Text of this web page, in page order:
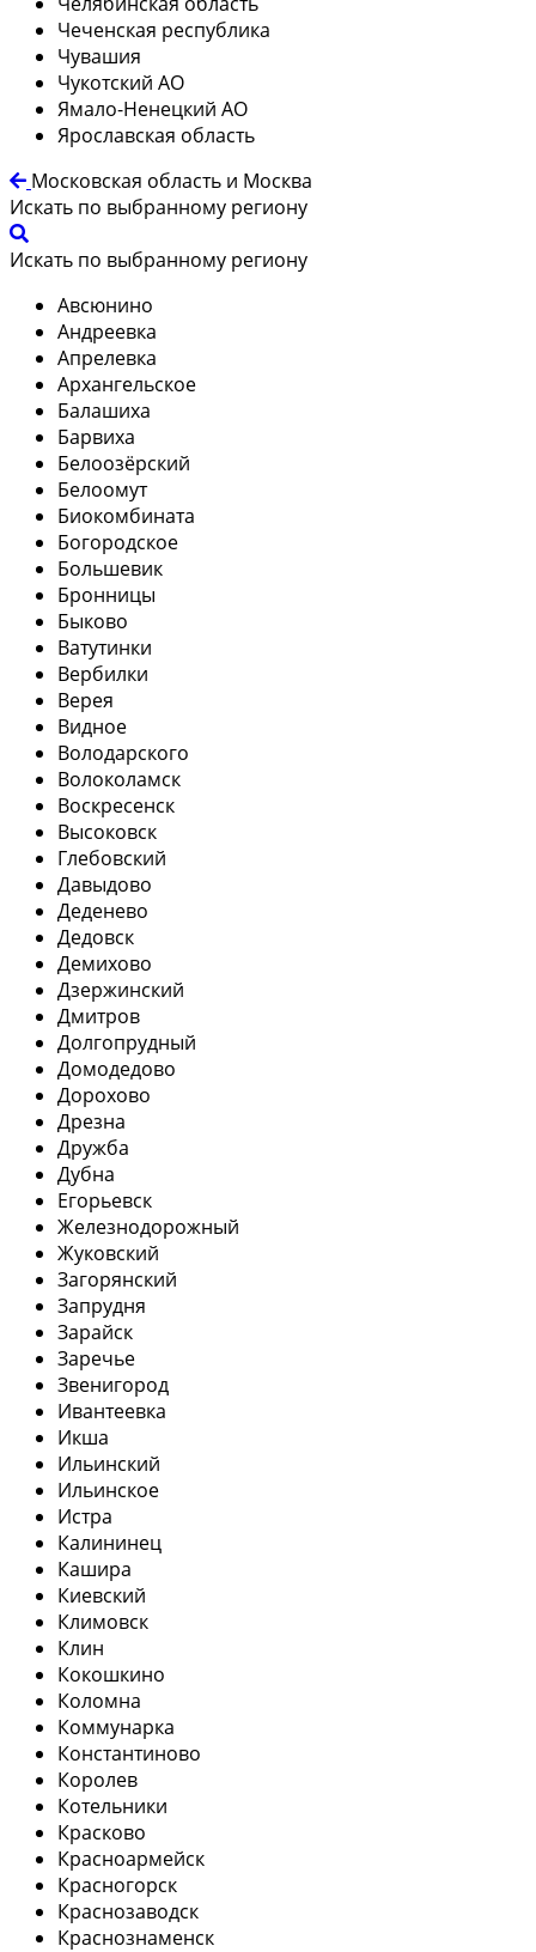
Чеченская республика
Чувашия
Чукотский АО
Ямало-Ненецкий АО
Ярославская область
Московская область и Москва
Искать по выбранному региону
Искать по выбранному региону
Авсюнино
Андреевка
Апрелевка
Архангельское
Балашиха
Барвиха
Белоозёрский
Белоомут
Биокомбината
Богородское
Большевик
Бронницы
Быково
Ватутинки
Вербилки
Верея
Видное
Володарского
Волоколамск
Воскресенск
Высоковск
Глебовский
Давыдово
Деденево
Дедовск
Демихово
Дзержинский
Дмитров
Долгопрудный
Домодедово
Дорохово
Дрезна
Дружба
Дубна
Егорьевск
Железнодорожный
Жуковский
Загорянский
Запрудня
Зарайск
Заречье
Звенигород
Ивантеевка
Икша
Ильинский
Ильинское
Истра
Калининец
Кашира
Киевский
Климовск
Клин
Кокошкино
Коломна
Коммунарка
Константиново
Королев
Котельники
Красково
Красноармейск
Красногорск
Краснозаводск
Краснознаменск